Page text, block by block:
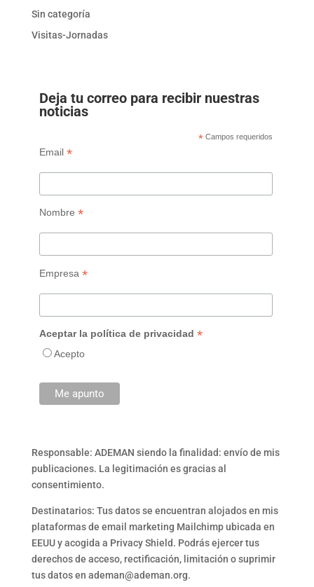
Sin categoría
Visitas-Jornadas
Deja tu correo para recibir nuestras
noticias
* Campos requeridos
Email *
Nombre *
Empresa *
Aceptar la política de privacidad *
Acepto
Responsable: ADEMAN siendo la finalidad: envío de mis
publicaciones. La legitimación es gracias al
consentimiento.
Destinatarios: Tus datos se encuentran alojados en mis
plataformas de email marketing Mailchimp ubicada en
EEUU y acogida a Privacy Shield. Podrás ejercer tus
derechos de acceso, rectificación, limitación o suprimir
tus datos en ademan@ademan.org.